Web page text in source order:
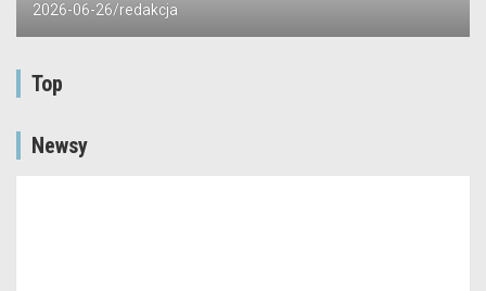
2026-06-26 redakcja
Top
Newsy